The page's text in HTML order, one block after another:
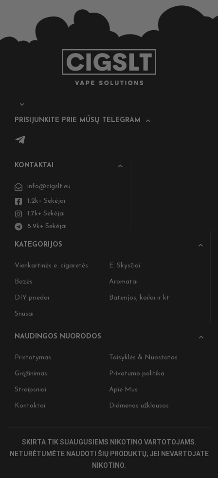
PRISIJUNKITE PRIE MŪSŲ TELEGRAM
KONTAKTAI
info@cigslt.eu
1.2k+ Sekėjai
1.7k+ Sekėjai
8.9k+ Sekėjai
KATEGORIJOS
Vienkartinės e. cigaretės E. Skysčiai
Bazės Aromatai
DIY priedai Baterijos, koilai ir kt
Snusai
NAUDINGOS NUORODOS
Pristatymas Taisyklės & Nuostatos
Grąžinimas Privatumo politika
Straipsniai Apie Mus
Kontaktai Didmenos užklausos
SKIRTA TIK SUAUGUSIEMS NIKOTINO VARTOTOJAMS.
NETURĖTUMĖTE NAUDOTI ŠIŲ PRODUKTŲ, JEI NEVARTOJATE
NIKOTINO.
ir gaukite išskirtinius pasiūlymus bei
pirkiniui, ankstyvą prieigą prie naujienų bei
specialius CIGSLT pasiūlymus. ​
Nepraleiskite. Tamsioji pusė laukia.